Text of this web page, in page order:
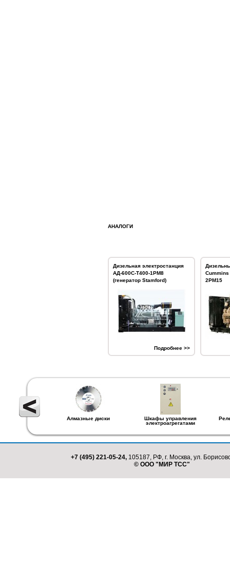
АНАЛОГИ
Дизельная электростанция
АД-600С-Т400-1РМ8
(генератор Stamford)
Подробнее >>
2РМ15
Алмазные диски
Шкафы управления
электроагрегатами
+7 (495) 221-05-24, 105187, РФ, г. Москва, ул.
© ООО "МИР ТСС"